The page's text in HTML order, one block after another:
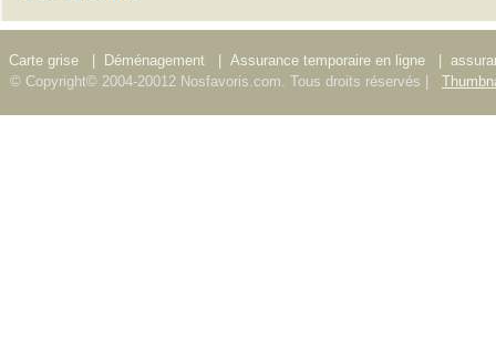
Carte grise Déménagement Assurance temporaire en ligne
© Copyright© 2004-20012 Nosfavoris.com. Tous droits réservés |